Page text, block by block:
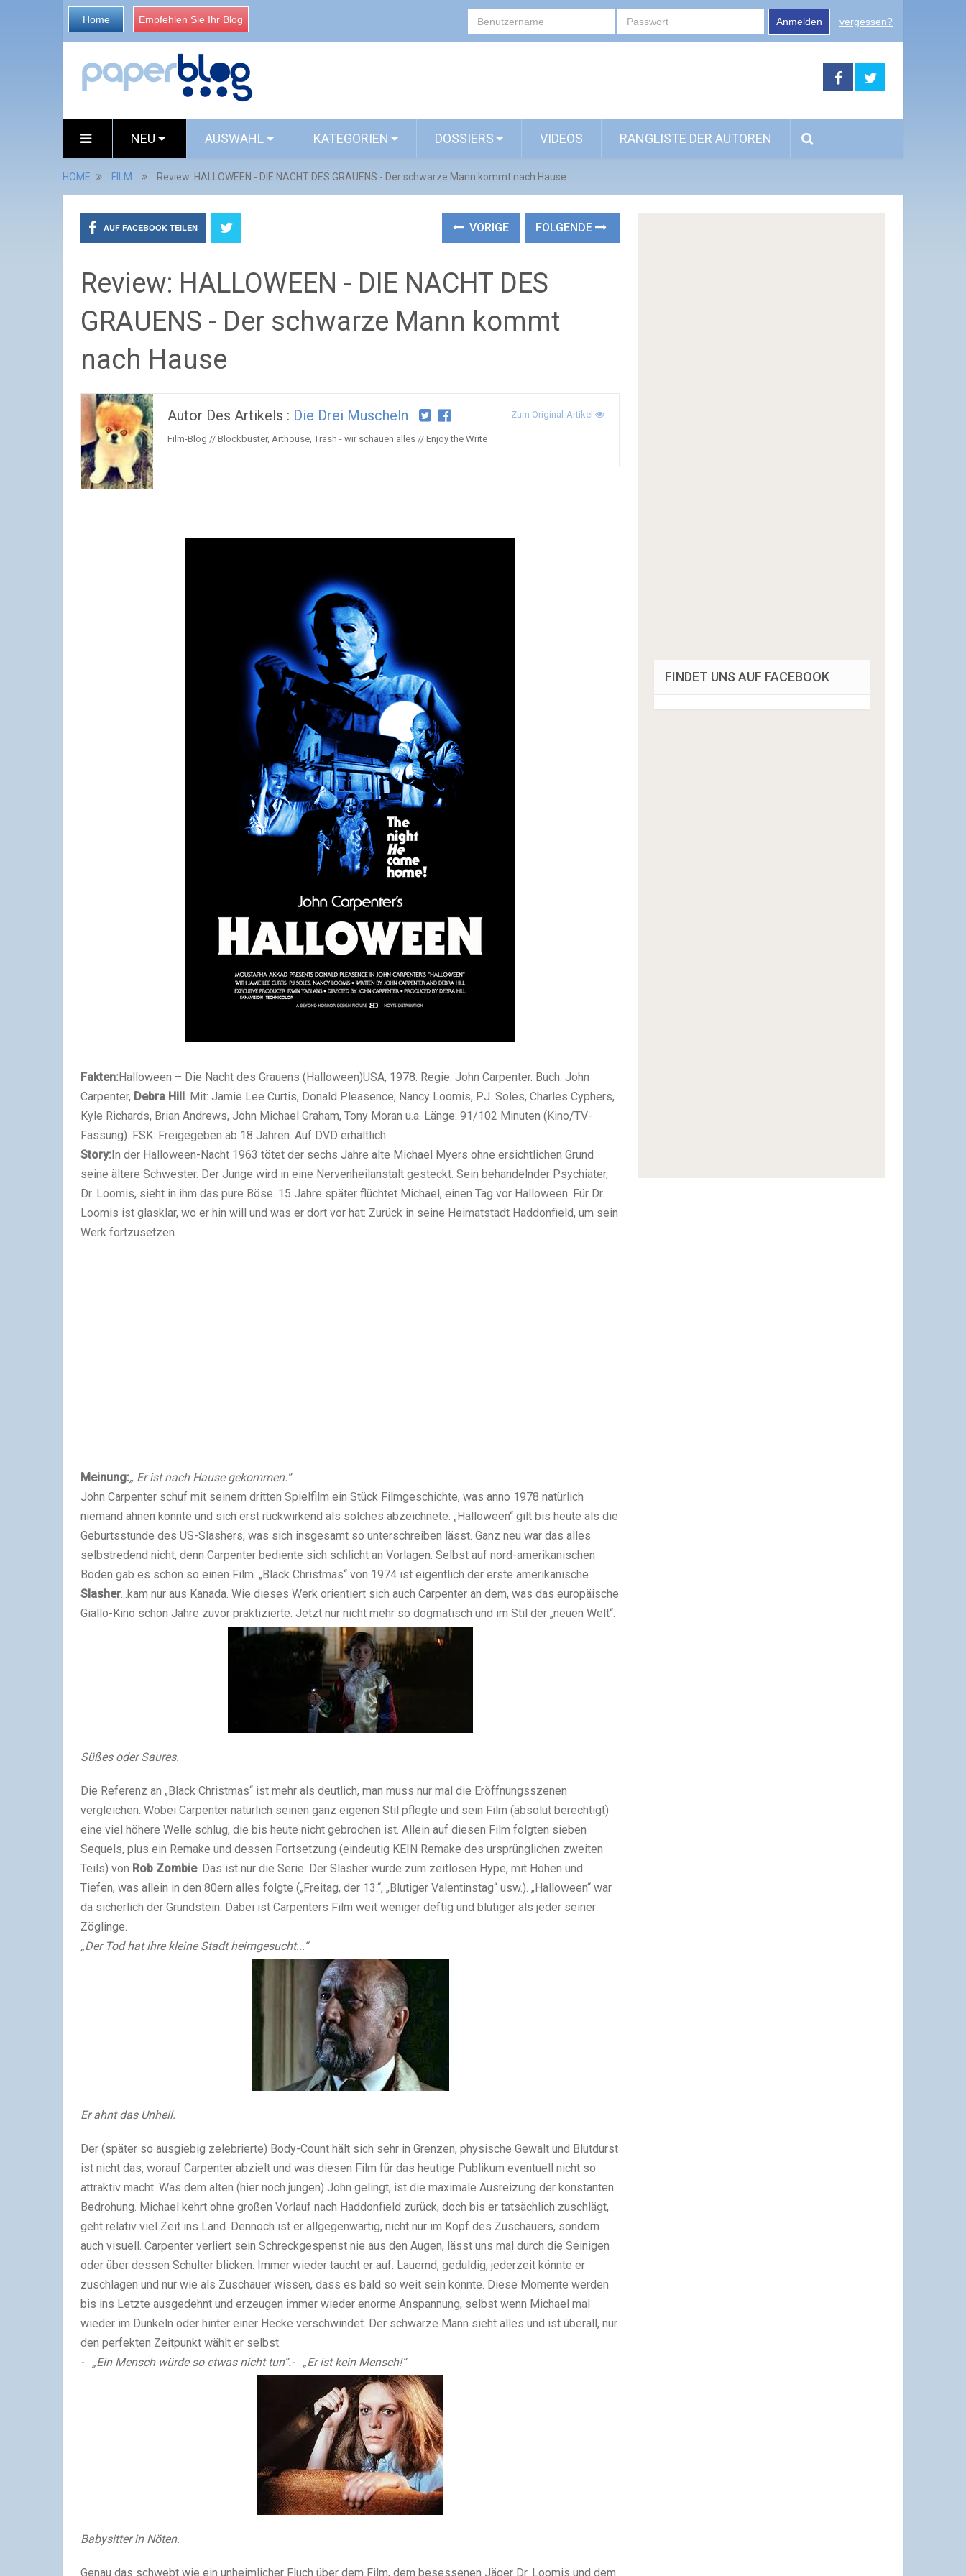
Home Empfehlen Sie Ihr Blog Anmelden vergessen?
NEU AUSWAHL KATEGORIEN DOSSIERS VIDEOS RANGLISTE DER AUTOREN
HOME FILM Review: HALLOWEEN - DIE NACHT DES GRAUENS - Der schwarze Mann kommt nach Hause
AUF FACEBOOK TEILEN VORIGE FOLGENDE
Review: HALLOWEEN - DIE NACHT DES
GRAUENS - Der schwarze Mann kommt
nach Hause
Autor Des Artikels : Die Drei Muscheln Zum Original-Artikel
Film-Blog // Blockbuster, Arthouse, Trash - wir schauen alles // Enjoy the Write
Fakten:Halloween – Die Nacht des Grauens (Halloween)USA, 1978. Regie: John Carpenter. Buch: John
Carpenter, Debra Hill . Mit: Jamie Lee Curtis, Donald Pleasence, Nancy Loomis, P.J. Soles, Charles Cyphers,
Kyle Richards, Brian Andrews, John Michael Graham, Tony Moran u.a. Länge: 91/102 Minuten (Kino/TV-
Fassung). FSK: Freigegeben ab 18 Jahren. Auf DVD erhältlich.
Story: In der Halloween-Nacht 1963 tötet der sechs Jahre alte Michael Myers ohne ersichtlichen Grund
seine ältere Schwester. Der Junge wird in eine Nervenheilanstalt gesteckt. Sein behandelnder Psychiater,
Dr. Loomis, sieht in ihm das pure Böse. 15 Jahre später flüchtet Michael, einen Tag vor Halloween. Für Dr.
Loomis ist glasklar, wo er hin will und was er dort vor hat: Zurück in seine Heimatstadt Haddonfield, um sein
Werk fortzusetzen.
Meinung:„ Er ist nach Hause gekommen.“
John Carpenter schuf mit seinem dritten Spielfilm ein Stück Filmgeschichte, was anno 1978 natürlich
niemand ahnen konnte und sich erst rückwirkend als solches abzeichnete. „Halloween“ gilt bis heute als die
Geburtsstunde des US-Slashers, was sich insgesamt so unterschreiben lässt. Ganz neu war das alles
selbstredend nicht, denn Carpenter bediente sich schlicht an Vorlagen. Selbst auf nord-amerikanischen
Boden gab es schon so einen Film. „Black Christmas“ von 1974 ist eigentlich der erste amerikanische
Slasher...kam nur aus Kanada. Wie dieses Werk orientiert sich auch Carpenter an dem, was das europäische
Giallo-Kino schon Jahre zuvor praktizierte. Jetzt nur nicht mehr so dogmatisch und im Stil der „neuen Welt“.
Süßes oder Saures.
Die Referenz an „Black Christmas“ ist mehr als deutlich, man muss nur mal die Eröffnungsszenen
vergleichen. Wobei Carpenter natürlich seinen ganz eigenen Stil pflegte und sein Film (absolut berechtigt)
eine viel höhere Welle schlug, die bis heute nicht gebrochen ist. Allein auf diesen Film folgten sieben
Sequels, plus ein Remake und dessen Fortsetzung (eindeutig KEIN Remake des ursprünglichen zweiten
Teils) von Rob Zombie. Das ist nur die Serie. Der Slasher wurde zum zeitlosen Hype, mit Höhen und
Tiefen, was allein in den 80ern alles folgte („Freitag, der 13.“, „Blutiger Valentinstag“ usw.). „Halloween“ war
da sicherlich der Grundstein. Dabei ist Carpenters Film weit weniger deftig und blutiger als jeder seiner
Zöglinge.
„Der Tod hat ihre kleine Stadt heimgesucht...“
Er ahnt das Unheil.
Der (später so ausgiebig zelebrierte) Body-Count hält sich sehr in Grenzen, physische Gewalt und Blutdurst
ist nicht das, worauf Carpenter abzielt und was diesen Film für das heutige Publikum eventuell nicht so
attraktiv macht. Was dem alten (hier noch jungen) John gelingt, ist die maximale Ausreizung der konstanten
Bedrohung. Michael kehrt ohne großen Vorlauf nach Haddonfield zurück, doch bis er tatsächlich zuschlägt,
geht relativ viel Zeit ins Land. Dennoch ist er allgegenwärtig, nicht nur im Kopf des Zuschauers, sondern
auch visuell. Carpenter verliert sein Schreckgespenst nie aus den Augen, lässt uns mal durch die Seinigen
oder über dessen Schulter blicken. Immer wieder taucht er auf. Lauernd, geduldig, jederzeit könnte er
zuschlagen und nur wie als Zuschauer wissen, dass es bald so weit sein könnte. Diese Momente werden
bis ins Letzte ausgedehnt und erzeugen immer wieder enorme Anspannung, selbst wenn Michael mal
wieder im Dunkeln oder hinter einer Hecke verschwindet. Der schwarze Mann sieht alles und ist überall, nur
den perfekten Zeitpunkt wählt er selbst.
-
„Ein Mensch würde so etwas nicht tun“.- „Er ist kein Mensch!“
Babysitter in Nöten.
Genau das schwebt wie ein unheimlicher Fluch über dem Film, dem besessenen Jäger Dr. Loomis und dem
FINDET UNS AUF FACEBOOK